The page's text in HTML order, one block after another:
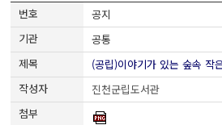
공지
공통
(공립)이야기가 있는 숲속 작
진천군립도서관